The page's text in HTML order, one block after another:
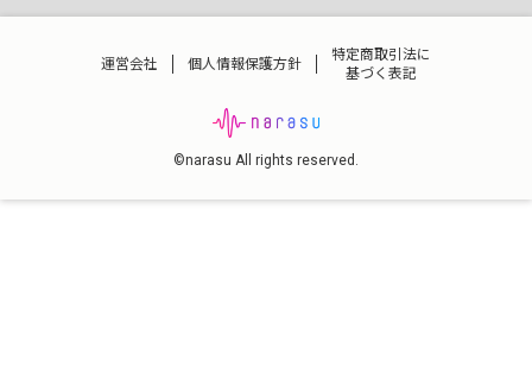
運営会社 個人情報保護方針
特定商取引法に
基づく表記
©narasu All rights reserved.